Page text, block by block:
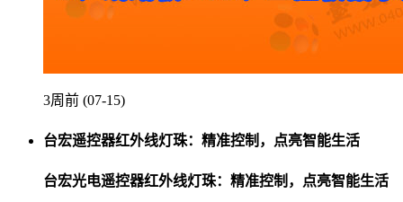
3周前 (07-15)
台宏遥控器红外线灯珠：精准控制，点亮智能生活
台宏光电遥控器红外线灯珠：精准控制，点亮智能生活